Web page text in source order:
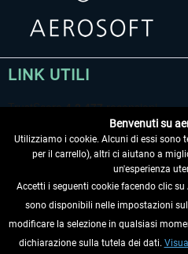
85,39 € *
LINK UTILI
RECEDERE DAL CONTRATTO
INFORMAZIONI
Benvenuti su
Utilizziamo i cookie. Alcuni di essi sono
per il carrello), altri ci aiutano a
un'esperienza
Accetti i seguenti cookie facendo clic
sono disponibili nelle impostazioni
modificare la selezione in qualsiasi
dichiarazione sulla tutela dei dati.